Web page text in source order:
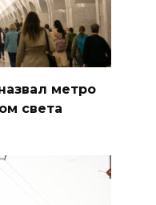
метро
света